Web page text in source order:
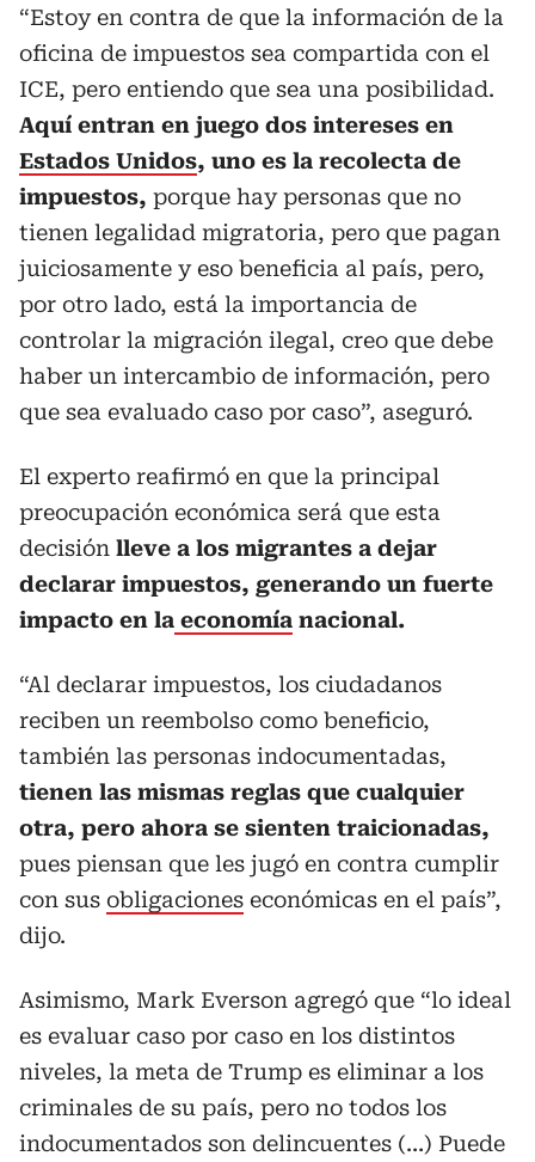
“Estoy en contra de que la información de la
oficina de impuestos sea compartida con el
ICE, pero entiendo que sea una posibilidad.
Aquí entran en juego dos intereses en
Estados Unidos, uno es la recolecta de
impuestos, porque hay personas que no
tienen legalidad migratoria, pero que pagan
juiciosamente y eso beneficia al país, pero,
por otro lado, está la importancia de
controlar la migración ilegal, creo que debe
haber un intercambio de información, pero
que sea evaluado caso por caso”, aseguró.
El experto reafirmó en que la principal
preocupación económica será que esta
decisión lleve a los migrantes a dejar
declarar impuestos, generando un fuerte
impacto en la economía nacional.
“Al declarar impuestos, los ciudadanos
reciben un reembolso como beneficio,
también las personas indocumentadas,
tienen las mismas reglas que cualquier
otra, pero ahora se sienten traicionadas,
pues piensan que les jugó en contra cumplir
con sus obligaciones económicas en el país”,
dijo.
Asimismo, Mark Everson agregó que “lo ideal
es evaluar caso por caso en los distintos
niveles, la meta de Trump es eliminar a los
criminales de su país, pero no todos los
indocumentados son delincuentes (…) Puede